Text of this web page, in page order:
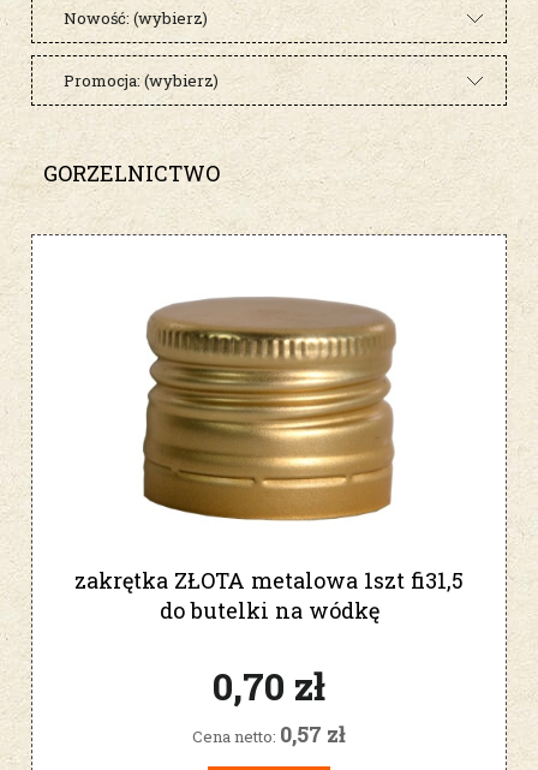
Nowość: (wybierz)
Promocja: (wybierz)
GORZELNICTWO
zakrętka ZŁOTA metalowa 1szt fi31,5
do butelki na wódkę
0,70 zł
Cena netto: 0,57 zł